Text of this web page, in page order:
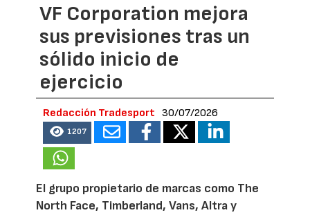
VF Corporation mejora
sus previsiones tras un
sólido inicio de
ejercicio
Redacción Tradesport 30/07/2026
1207
El grupo propietario de marcas como The
North Face, Timberland, Vans, Altra y